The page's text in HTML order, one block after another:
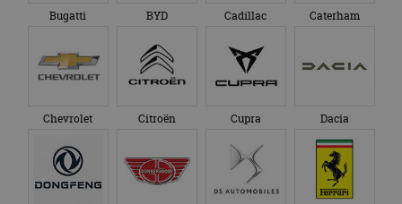
Bugatti BYD Cadillac Caterham
Chevrolet Citroën Cupra Dacia